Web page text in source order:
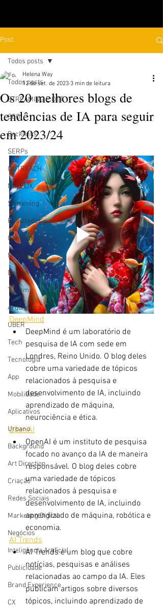
Post
Todos posts
STREAMING E OTT
SEO
Backlinks
SERPs
OUTREACH
NETFLIX
Streaming
Resultados
Conteúdo
Mecanismos
Design
Turism
Arquitetura
UBER
Tech
Tecnologia
App
Mobilidade
Aplicativos
Urbano
Background
Art Direction
Criação
Redes Sociais
Marketing Digital
Negócios
Inteligência Artificial
Publicidade
Brand Experience
CX
Todos posts
Os 20 melhores blogs de
tendências de IA para seguir
em 2023/24
Helena Way
12 de set. de 2023 3 min de leitura
DeepMind
DeepMind é um laboratório de
pesquisa de IA com sede em
Londres, Reino Unido. O blog deles
cobre uma variedade de tópicos
relacionados à pesquisa e
desenvolvimento de IA, incluindo
aprendizado de máquina,
neurociência e ética.
OpenAI
OpenAI é um instituto de pesquisa
focado no avanço da IA ​​de maneira
responsável. O blog deles cobre
uma variedade de tópicos
relacionados à pesquisa e
desenvolvimento de IA, incluindo
aprendizado de máquina, robótica e
economia.
AI Trends
AI Trends é um blog que cobre
notícias, pesquisas e análises
relacionadas ao campo da IA. Eles
publicam artigos sobre diversos
tópicos, incluindo aprendizado de